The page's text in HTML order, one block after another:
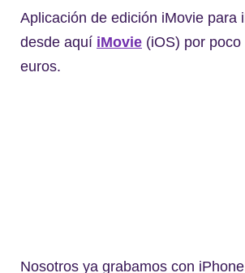
Aplicación de edición iMovie para
desde aquí iMovie (iOS) por
euros.
Nosotros ya grabamos con